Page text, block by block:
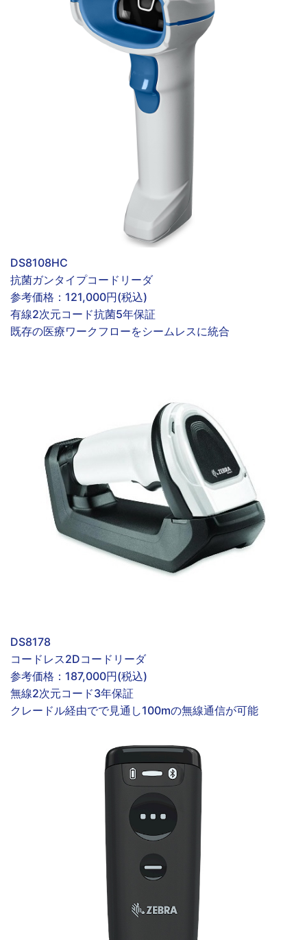
DS8108HC
抗菌ガンタイプコードリーダ
参考価格： 121,000円(税込)
有線2次元コード抗菌5年保証
既存の医療ワークフローをシームレスに統合
DS8178
コードレス2Dコードリーダ
参考価格： 187,000円(税込)
無線2次元コード3年保証
クレードル経由でで見通し100mの無線通信が可能